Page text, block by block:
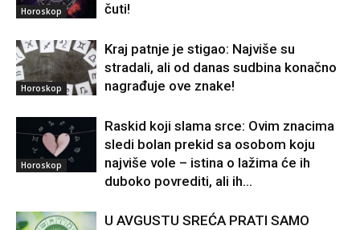
Horoskop
čuti!
Horoskop
Kraj patnje je stigao: Najviše su
stradali, ali od danas sudbina konačno
nagrađuje ove znake!
Horoskop
Raskid koji slama srce: Ovim znacima
sledi bolan prekid sa osobom koju
najviše vole – istina o lažima će ih
duboko povrediti, ali ih...
U AVGUSTU SREĆA PRATI SAMO